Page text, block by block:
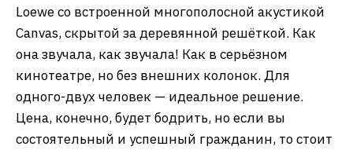
Loewe со встроенной многополосной акустикой
Canvas, скрытой за деревянной решёткой. Как
она звучала, как звучала! Как в серьёзном
кинотеатре, но без внешних колонок. Для
одного-двух человек — идеальное решение.
Цена, конечно, будет бодрить, но если вы
состоятельный и успешный гражданин, то стоит